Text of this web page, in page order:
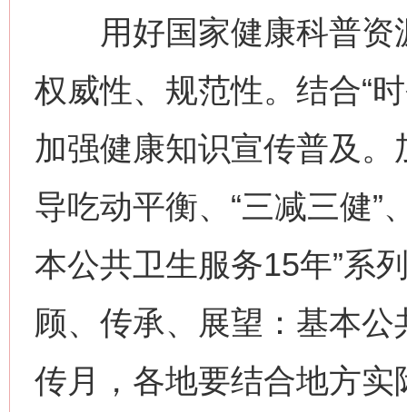
用好国家健康科普资
权威性、规范性。结合“
加强健康知识宣传普及
导吃动平衡、“三减三健”
本公共卫生服务15年”系
顾、传承、展望：基本公
传月，各地要结合地方